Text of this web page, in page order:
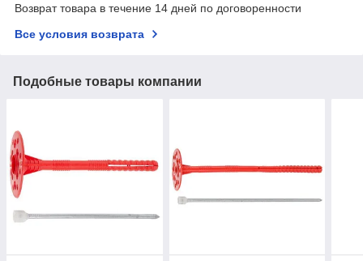
Возврат товара в течение 14 дней по договоренности
Все условия возврата
Подобные товары компании